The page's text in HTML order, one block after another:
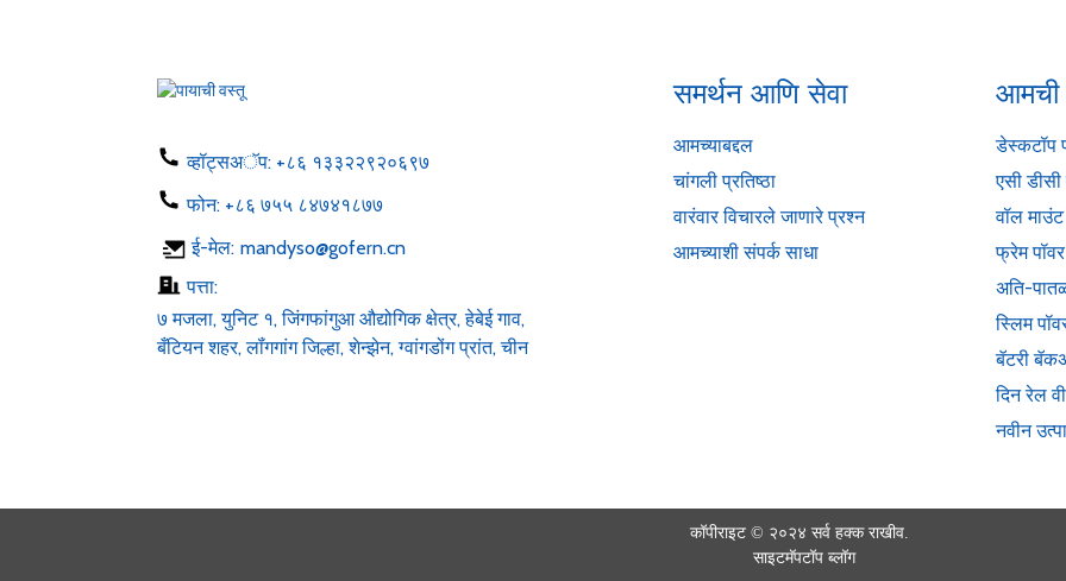
एसी १००-२४...
एलईडी स्ट्रिप ६ व्ही १२ व्ही २४
व्ही एसी १००-२४० व्ही डीसी १...
व्हॉट्सअॅप: +८६ १३३२२९२०६९७
फोन: +८६ ७५५ ८४७४१८७७
ई-मेल: mandyso@gofern.cn
पत्ता:
७ मजला, युनिट १, जिंगफांगुआ औद्योगिक क्षेत्र, हेबेई गाव,
बँटियन शहर, लॉंगगांग जिल्हा, शेन्झेन, ग्वांगडोंग प्रांत, चीन
समर्थन आणि सेवा
आमच्याबद्दल
चांगली प्रतिष्ठा
वारंवार विचारले जाणारे प्रश्न
आमच्याशी संपर्क साधा
आमची
डेस्कटॉप
एसी
वॉल
फ्रेम
अति-
स्लिम
बॅटरी
दिन रेल
नवीन
कॉपीराइट © २०२४ सर्व हक्क राखीव.
साइटमॅपटॉप ब्लॉग